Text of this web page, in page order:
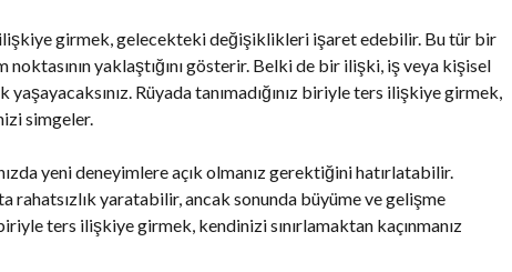
ilişkiye girmek, gelecekteki değişiklikleri işaret edebilir. Bu tür bir
noktasının yaklaştığını gösterir. Belki de bir ilişki, iş veya kişisel
Rüyada tanımadığınız biriyle ters ilişkiye girmek,
simgeler.
yeni deneyimlere açık olmanız gerektiğini hatırlatabilir.
rahatsızlık yaratabilir, ancak sonunda büyüme ve gelişme
ters ilişkiye girmek, kendinizi sınırlamaktan kaçınmanız